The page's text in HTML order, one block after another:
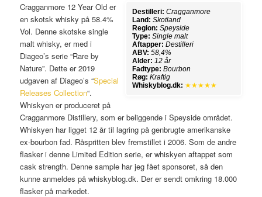
Destilleri: Cragganmore
Land: Skotland
Region: Speyside
Type: Single malt
Aftapper: Destilleri
ABV: 58,4%
Alder: 12 år
Fadtype: Bourbon
Røg: Kraftig
Whiskyblog.dk: ★★★★★
Cragganmore 12 Year Old er
en skotsk whisky på 58.4%
Vol. Denne skotske single
malt whisky, er med i
Diageo’s serie “Rare by
Nature”. Dette er 2019
udgaven af Diageo’s “Special
Releases Collection“.
Whiskyen er produceret på
Cragganmore Distillery, som er beliggende i Speyside området.
Whiskyen har ligget 12 år til lagring på genbrugte amerikanske
ex-bourbon fad. Råspritten blev fremstillet i 2006. Som de andre
flasker i denne Limited Edition serie, er whiskyen aftappet som
cask strength. Denne sample har jeg fået sponsoret, så den
kunne anmeldes på whiskyblog.dk. Der er sendt omkring 18.000
flasker på markedet.